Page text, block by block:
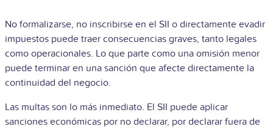
No formalizarse, no inscribirse en el SII o directamente evadir
impuestos puede traer consecuencias graves, tanto legales
como operacionales. Lo que parte como una omisión menor
puede terminar en una sanción que afecte directamente la
continuidad del negocio.
Las multas son lo más inmediato. El SII puede aplicar
sanciones económicas por no declarar, por declarar fuera de